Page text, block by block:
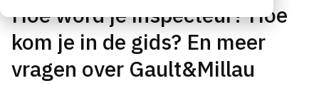
Hoe word je inspecteur? Hoe
kom je in de gids? En meer
vragen over Gault&Millau